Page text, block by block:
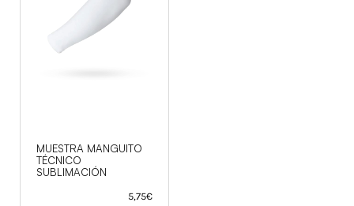
MUESTRA MANGUITO
TÉCNICO
SUBLIMACIÓN
5,75€